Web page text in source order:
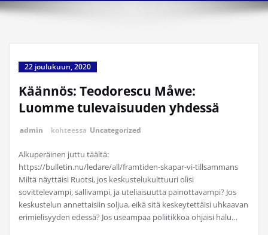
22 joulukuun, 2020
Käännös: Teodorescu Måwe:
Luomme tulevaisuuden yhdessä
admin kohteessa Uncategorized
Alkuperäinen juttu täältä:
https://bulletin.nu/ledare/all/framtiden-skapar-vi-tillsammans
Miltä näyttäisi Ruotsi, jos keskustelukulttuuri olisi
sovittelevampi, sallivampi, ja uteliaisuutta painottavampi? Jos
keskustelun annettaisiin soljua, eikä sitä keskeytettäisi uhkaavan
erimielisyyden edessä? Jos useampaa poliitikkoa ohjaisi halu…